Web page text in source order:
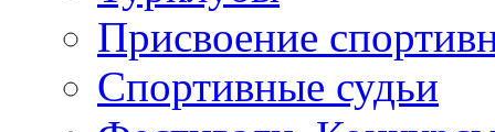
Присвоение
Спортивные судьи